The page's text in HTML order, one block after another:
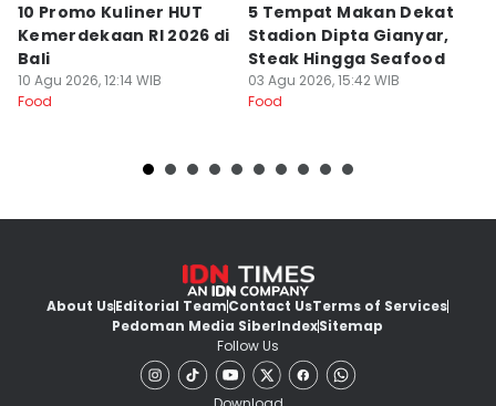
10 Promo Kuliner HUT
Kemerdekaan RI 2026 di
Bali
10 Agu 2026, 12:14 WIB
Food
5 Tempat Makan Dekat
Stadion Dipta Gianyar,
Steak Hingga Seafood
03 Agu 2026, 15:42 WIB
Food
About UsEditorial TeamContact UsTerms of Services
Pedoman Media SiberIndexSitemap
Follow Us